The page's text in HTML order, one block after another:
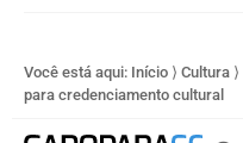
Você está aqui: Início ⟩ Cultura ⟩
para credenciamento cultural